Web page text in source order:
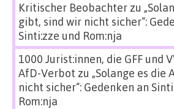
Kritischer Beobachterzu
gibt, sind wir nicht sicher“:
Sinti:zze und Rom:nja
1000 Jurist:innen, die GFF und
AfD-Verbot zu „Solange es die
nicht sicher“: Gedenken an
Rom:nja